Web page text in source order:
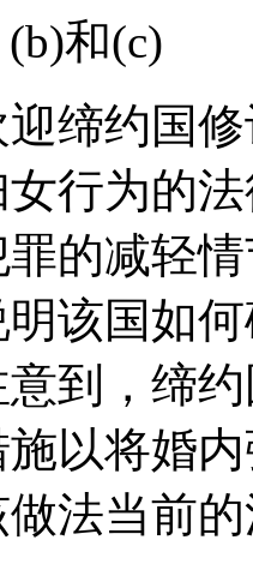
和(c)
缔约国
行为的
的减轻
该国如
到，缔
以将婚
做法当前